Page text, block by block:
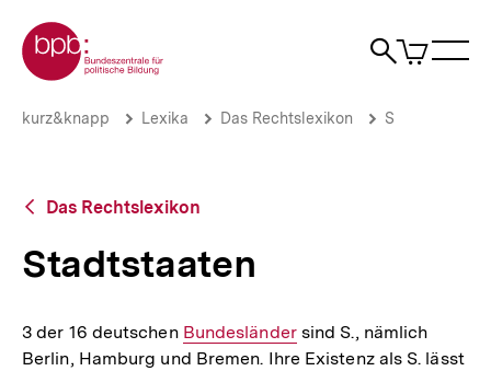
zum
Seiteninhalt
springen
Zur Startseite der bpb
Suche
Artikel
im
Stadtstaaten
Brotkrümelnavigation
Pfadnavigation
kurz&knapp Lexika Das Rechtslexikon S
Zurück
Übersicht
Das Rechtslexikon
Stadtstaaten
3 der 16 deutschen Interner
Link:
Bundesländersind S., nämlich
Berlin, Hamburg und Bremen. Ihre Existenz als S. lässt